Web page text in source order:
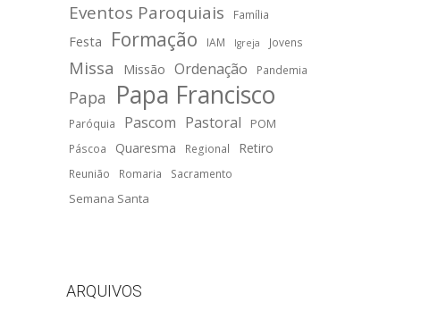
Eventos Paroquiais Família
Festa Formação IAM Igreja Jovens
Missa Missão Ordenação Pandemia
Papa Papa Francisco
Paróquia Pascom Pastoral POM
Páscoa Quaresma Regional Retiro
Reunião Romaria Sacramento
Semana Santa
ARQUIVOS